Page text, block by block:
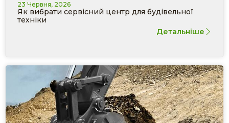
23 Червня, 2026
Як вибрати сервісний центр для будівельної
техніки
Детальніше